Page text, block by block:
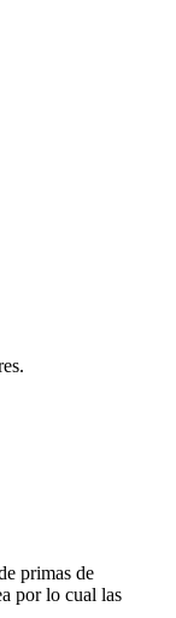
primas de
por lo cual las